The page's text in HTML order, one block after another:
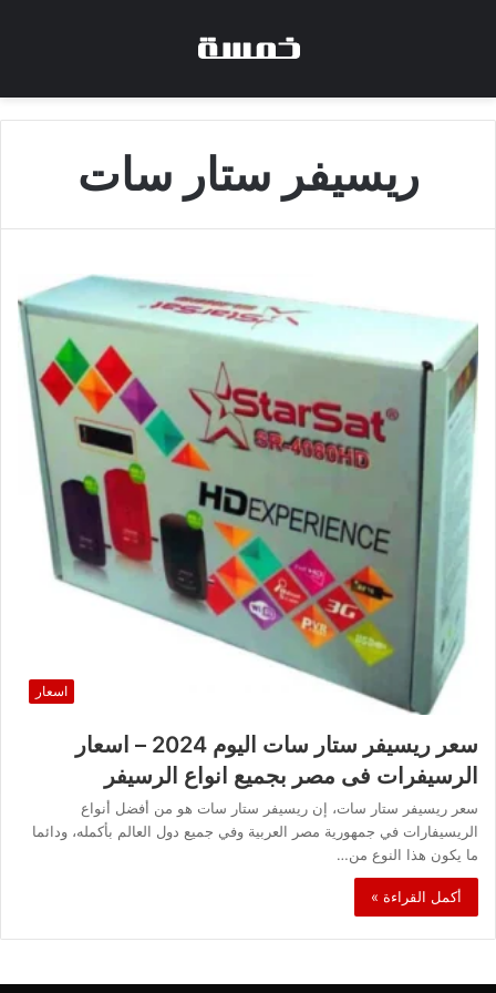
ريسيفر ستار سات
اسعار
سعر ريسيفر ستار سات اليوم 2024 – اسعار
الرسيفرات فى مصر بجميع انواع الرسيفر
سعر ريسيفر ستار سات، إن ريسيفر ستار سات هو من أفضل أنواع
الريسيفارات في جمهورية مصر العربية وفي جميع دول العالم بأكمله، ودائما
ما يكون هذا النوع من…
أكمل القراءة »